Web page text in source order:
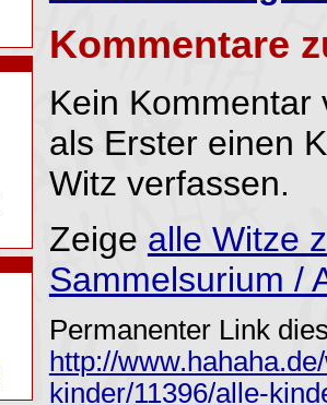
Kommentare
Kein Kommentar
als Erster einen
Witz verfassen.
Zeige alle Witze
Sammelsurium /
Permanenter Link
http://
kinder/11396/alle-